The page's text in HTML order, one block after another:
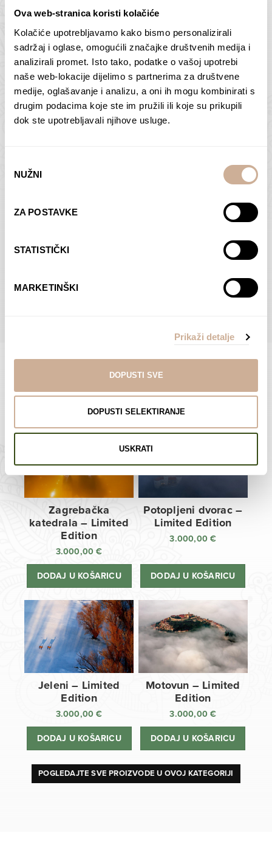
Ova web-stranica koristi kolačiće
Kolačiće upotrebljavamo kako bismo personalizirali
sadržaj i oglase, omogućili značajke društvenih medija i
analizirali promet. Isto tako, podatke o vašoj upotrebi
naše web-lokacije dijelimo s partnerima za društvene
medije, oglašavanje i analizu, a oni ih mogu kombinirati s
drugim podacima koje ste im pružili ili koje su prikupili
dok ste upotrebljavali njihove usluge.
pristanka
NUŽNI
ZA POSTAVKE
STATISTIČKI
MARKETINŠKI
Prikaži detalje
DOPUSTI SVE
DOPUSTI SELEKTIRANJE
USKRATI
Butan – ljudi 2
75,00€ – 138,00€Raspon
cijena:
od
75,00 €
138,00 €
ODABERI OPCIJE
Antarktika – krajolik
2
75,00€ – 138,00€Raspon
cijena:
od
ODABERI OPCIJE
Dolac
ODABERI OPCIJE
Moreškanti – sjena
€Raspon
od
75,00 €
do
138,00 €
ODABERI OPCIJE
POGLEDAJTE SVE PROIZVODE U OVOJ KATEGORIJI
Limited Edition Fotografije
Zagrebačka
katedrala – Limited
Edition
3.000,00€
DODAJ U KOŠARICU
Potopljeni dvorac –
Limited Edition
3.000,00€
DODAJ U KOŠARICU
Jeleni – Limited
Edition
3.000,00€
DODAJ U KOŠARICU
Motovun – Limited
Edition
3.000,00€
DODAJ U KOŠARICU
POGLEDAJTE SVE PROIZVODE U OVOJ KATEGORIJI